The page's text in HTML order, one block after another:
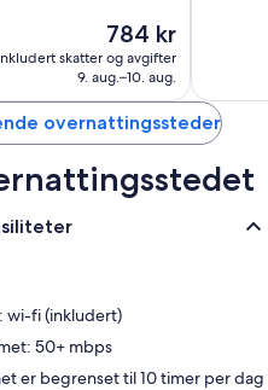
Prisen
er
784 kr
784 kr
skatter og avgifter
9. aug.–10. aug.
overnattingssteder
wi-fi (inkludert)
50+ mbps
er begrenset til 10 timer per dag